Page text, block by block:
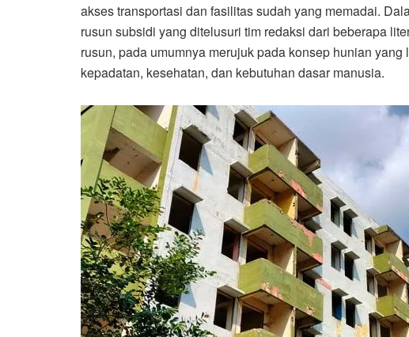
akses transportasi dan fasilitas sudah yang memadai.
rusun subsidi yang ditelusuri tim redaksi dari beberapa
rusun, pada umumnya merujuk pada konsep hunian
kepadatan, kesehatan, dan kebutuhan dasar manusia.